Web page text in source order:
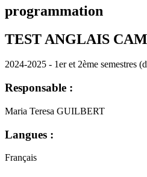
programmation
TEST ANGLAIS
2024-2025 - 1er et 2ème semestres
Responsable :
Maria Teresa GUILBERT
Langues :
Français